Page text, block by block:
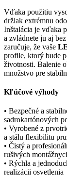
Vďaka použitiu
držiak extrémnu
Inštalácia je vďaka
a zvládnete ju aj
zaručuje, že vaše
profile, ktorý bude
životnosti. Balenie
množstvo pre
Kľúčové výhody
• Bezpečné a
sadrokartónových
• Vyrobené z
a stálu flexibilitu
• Čistý a
rušivých
• Rýchla a
realizácii osvetlenia